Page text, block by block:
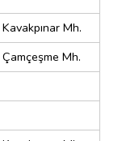
Kavakpınar Mh.
Çamçeşme Mh.